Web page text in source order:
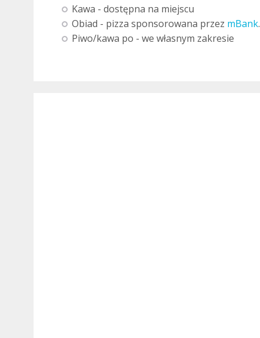
Kawa - dostępna na miejscu
Obiad - pizza sponsorowana przez mBank.
Piwo/kawa po - we własnym zakresie